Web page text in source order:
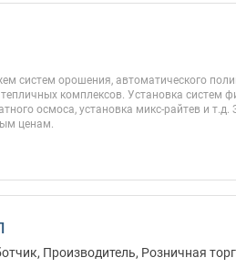
систем орошения, автоматического
комплексов. Установка систем
осмоса, установка микс-райтев и т.д.
ценам.
Производитель, Розничная